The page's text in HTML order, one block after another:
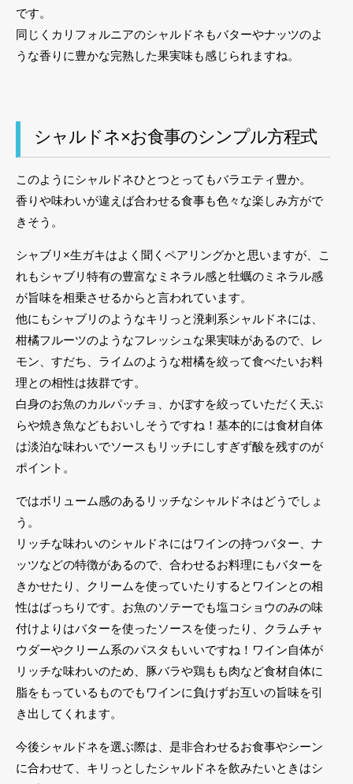
です。
同じくカリフォルニアのシャルドネもバターやナッツのよ
うな香りに豊かな完熟した果実味も感じられますね。
シャルドネ×お食事のシンプル方程式
このようにシャルドネひとつとってもバラエティ豊か。
香りや味わいが違えば合わせる食事も色々な楽しみ方がで
きそう。
シャブリ×生ガキはよく聞くペアリングかと思いますが、こ
れもシャブリ特有の豊富なミネラル感と牡蠣のミネラル感
が旨味を相乗させるからと言われています。
他にもシャブリのようなキリっと溌剌系シャルドネには、
柑橘フルーツのようなフレッシュな果実味があるので、レ
モン、すだち、ライムのような柑橘を絞って食べたいお料
理との相性は抜群です。
白身のお魚のカルパッチョ、かぼすを絞っていただく天ぷ
らや焼き魚などもおいしそうですね！基本的には食材自体
は淡泊な味わいでソースもリッチにしすぎず酸を残すのが
ポイント。
ではボリューム感のあるリッチなシャルドネはどうでしょ
う。
リッチな味わいのシャルドネにはワインの持つバター、ナ
ッツなどの特徴があるので、合わせるお料理にもバターを
きかせたり、クリームを使っていたりするとワインとの相
性はばっちりです。お魚のソテーでも塩コショウのみの味
付けよりはバターを使ったソースを使ったり、クラムチャ
ウダーやクリーム系のパスタもいいですね！ワイン自体が
リッチな味わいのため、豚バラや鶏もも肉など食材自体に
脂をもっているものでもワインに負けずお互いの旨味を引
き出してくれます。
今後シャルドネを選ぶ際は、是非合わせるお食事やシーン
に合わせて、キリっとしたシャルドネを飲みたいときはシ